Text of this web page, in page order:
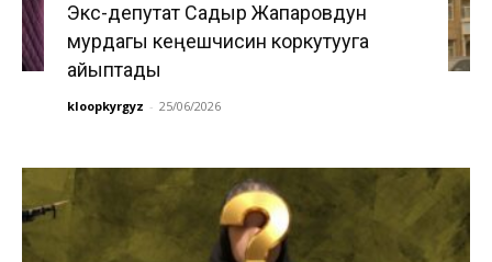
Экс-депутат Садыр Жапаровдун
мурдагы кеңешчисин коркутууга
айыптады
kloopkyrgyz - 25/06/2026